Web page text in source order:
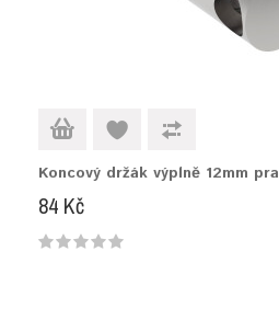
Koncový držák výplně 12mm
84 Kč